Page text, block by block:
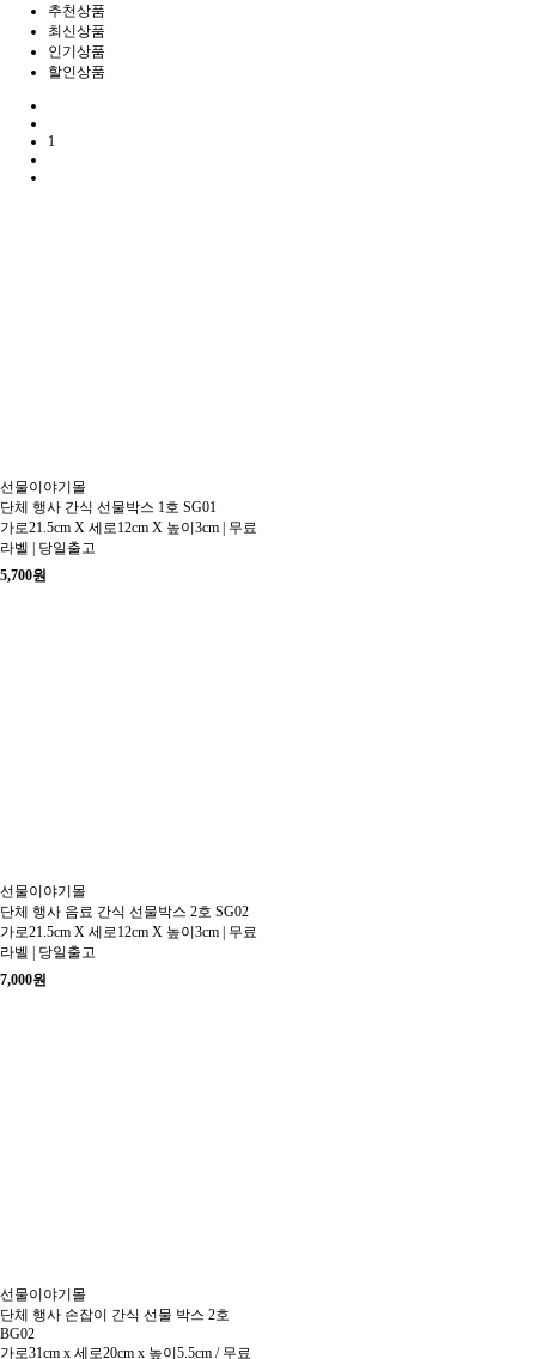
추천상품
최신상품
인기상품
할인상품
1
선물이야기몰
단체 행사 간식 선물박스 1호 SG01
가로21.5cm X 세로12cm X 높이3cm | 무료
라벨 | 당일출고
5,700원
선물이야기몰
단체 행사 음료 간식 선물박스 2호 SG02
가로21.5cm X 세로12cm X 높이3cm | 무료
라벨 | 당일출고
7,000원
선물이야기몰
단체 행사 손잡이 간식 선물 박스 2호
BG02
가로31cm x 세로20cm x 높이5.5cm / 무료